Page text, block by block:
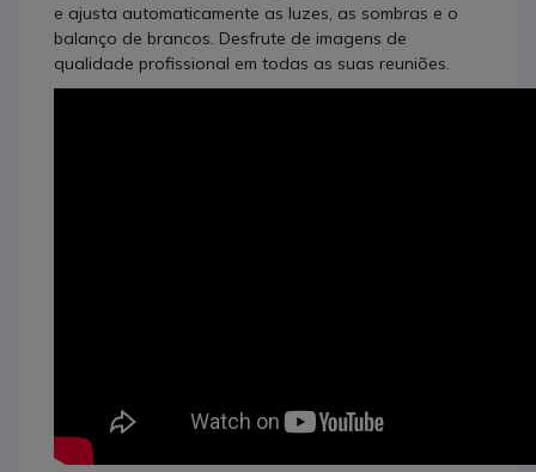
e ajusta automaticamente as luzes, as sombras e o
balanço de brancos. Desfrute de imagens de
qualidade profissional em todas as suas reuniões.